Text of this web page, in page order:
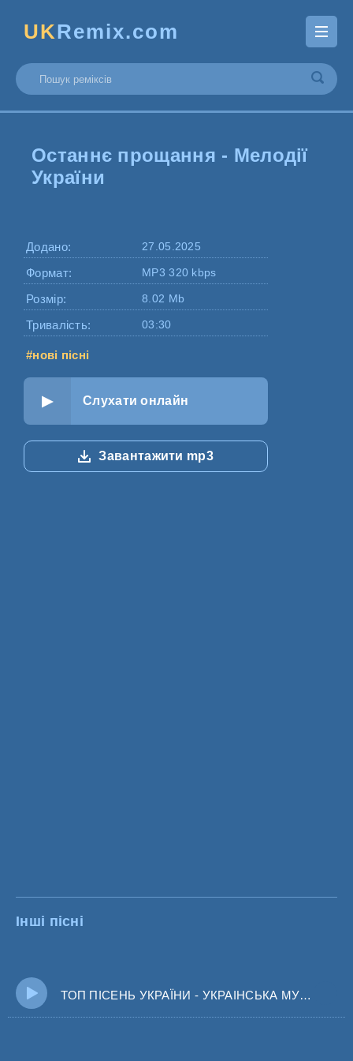
UKRemix.com
Останнє прощання - Мелодії
України
Додано: 27.05.2025
Формат: MP3 320 kbps
Розмір: 8.02 Mb
Тривалість: 03:30
#нові пісні
Слухати онлайн
Завантажити mp3
Інші пісні
ТОП ПІСЕНЬ УКРАЇНИ - УКРАІНСЬКА МУЗИКА 2024